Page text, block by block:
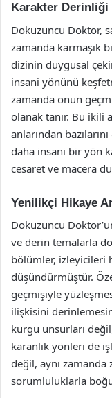
Karakter
Dokuzuncu Doktor,
zamanda karmaşık
dizinin duygusal
insani yönünü
zamanda onun
olanak tanır. Bu ikili
anlarından
daha insani bir yön
cesaret ve macera
Yenilikçi Hikaye
Dokuzuncu
ve derin temalarla
bölümler, izleyicileri
düşündürmüştür.
geçmişiyle
ilişkisini
kurgu unsurları
karanlık yönleri de
değil, aynı zamanda
sorumluluklarla